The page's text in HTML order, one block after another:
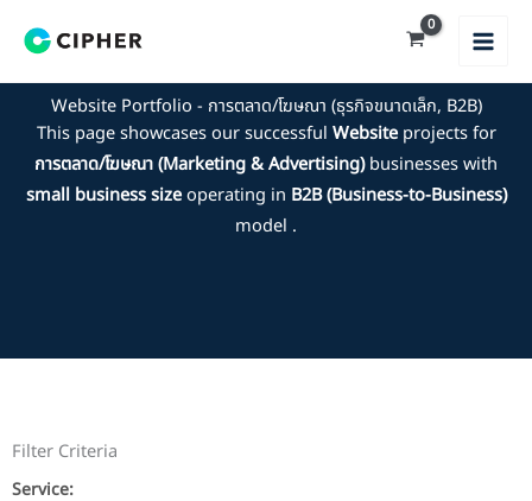
Website Portfolio - การตลาด/โฆษณา (ธุรกิจขนาดเล็ก, B2B)
This page showcases our successful Websiteprojects for
การตลาด/โฆษณา (Marketing & Advertising)businesses with
small business sizeoperating in B2B (Business-to-Business)
model .
Filter Criteria
Service: